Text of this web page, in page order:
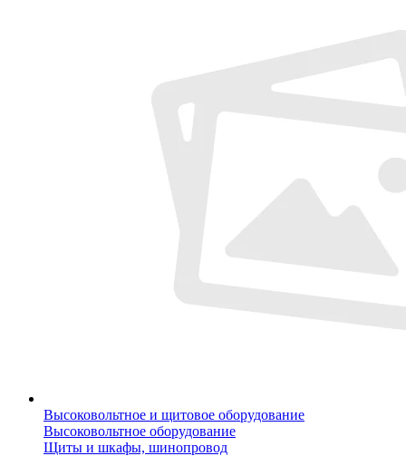
Высоковольтное и щитовое оборудование
Высоковольтное оборудование
Щиты и шкафы, шинопровод